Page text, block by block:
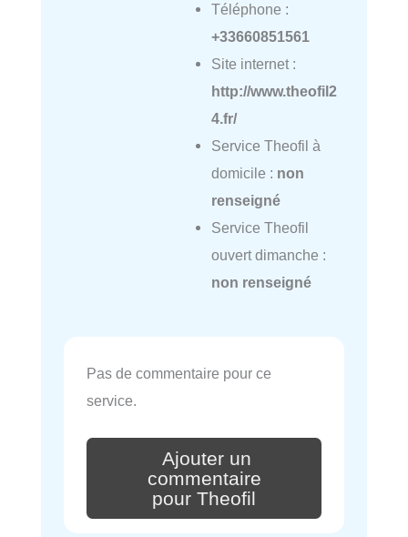
Téléphone :
+33660851561
Site internet :
http://www.theofil2
4.fr/
Service Theofil à
domicile : non
renseigné
Service Theofil
ouvert dimanche :
non renseigné
Pas de commentaire pour ce
service.
Ajouter un
commentaire
pour Theofil